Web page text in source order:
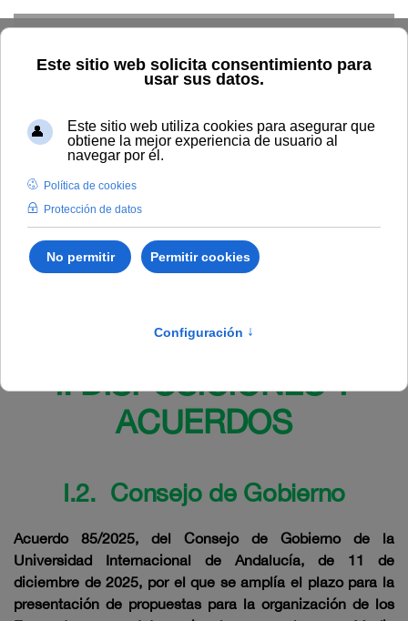
Inicio BOUNIA
Acuerdo 85/2025, del Consejo de Gobierno
de la Universidad Internacional de Andalucía, de 11 de diciembre
propuestas para la organización de los Encuentros
Internacionales de Medio Ambiente/“Environment Workshops”
2026.
I. DISPOSICIONES Y
ACUERDOS
I.2. Consejo de Gobierno
Acuerdo 85/2025, del Consejo de Gobierno de la
Universidad Internacional de Andalucía, de 11 de
diciembre de 2025, por el que se amplía el plazo para la
presentación de propuestas para la organización de los